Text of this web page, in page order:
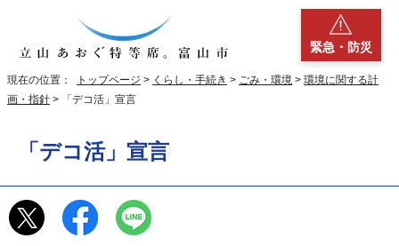
緊急・防災
現在の位置： トップページ > くらし・手続き > ごみ・環境 > 環境に関する計
画・指針 > 「デコ活」宣言
「デコ活」宣言